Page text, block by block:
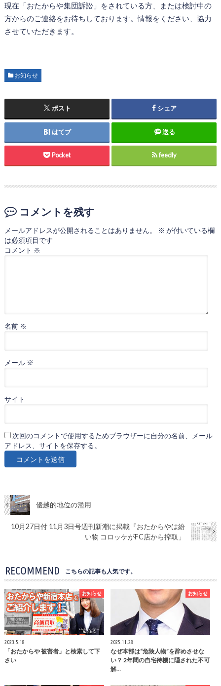
現在「おたからや集団訴訟」をされている方、または検討中の
方からのご連絡をお待ちしております。情報をください、協力
させていただきます。
お知らせ
ポスト シェア
はてブ 送る
Pocket feedly
コメントを残す
メールアドレスが公開されることはありません。 ※ が付いている欄
は必須項目です
コメント ※
名前 ※
メール ※
サイト
次回のコメントで使用するためブラウザーに自分の名前、メール
アドレス、サイトを保存する。
優越的地位の濫用
10月27日付 11月3日号週刊新潮に掲載『おたからやは紛
い物 コロッケがFC店から搾取」
RECOMMEND こちらの記事も人気です。
お知らせ
2023.5.18
「おたからや 被害者」と検索して下
さい
お知らせ
2025.11.28
なぜ本部は“危険人物”を辞めさせな
い？ 2年間の自宅待機に隠された不可
解…